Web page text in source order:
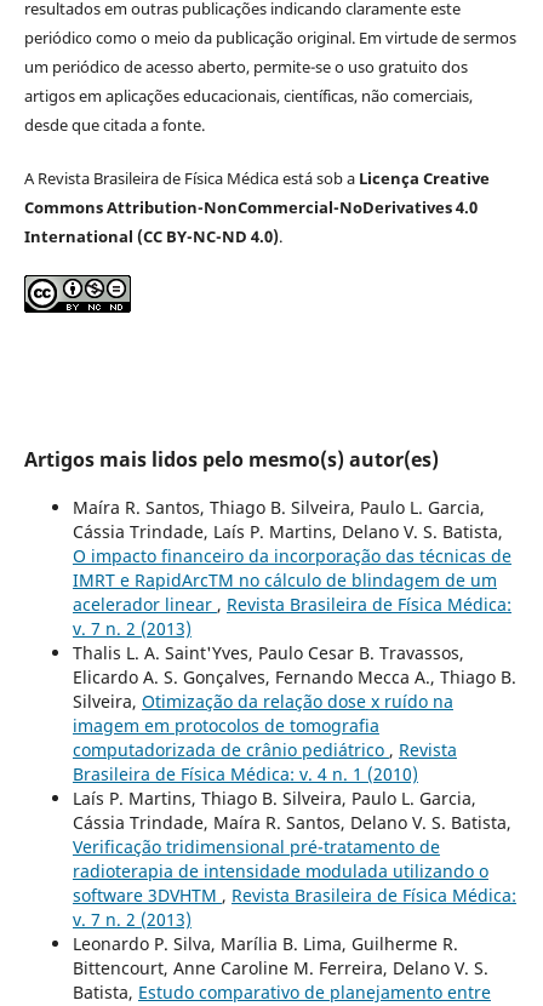
resultados em outras publicações indicando claramente este
periódico como o meio da publicação original. Em virtude de sermos
um periódico de acesso aberto, permite-se o uso gratuito dos
artigos em aplicações educacionais, científicas, não comerciais,
desde que citada a fonte.
A Revista Brasileira de Física Médica está sob a Licença Creative
Commons Attribution-NonCommercial-NoDerivatives 4.0
International (CC BY-NC-ND 4.0).
Artigos mais lidos pelo mesmo(s) autor(es)
Maíra R. Santos, Thiago B. Silveira, Paulo L. Garcia,
Cássia Trindade, Laís P. Martins, Delano V. S. Batista,
O impacto financeiro da incorporação das técnicas de
IMRT e RapidArcTM no cálculo de blindagem de um
acelerador linear , Revista Brasileira de Física Médica:
v. 7 n. 2 (2013)
Thalis L. A. Saint'Yves, Paulo Cesar B. Travassos,
Elicardo A. S. Gonçalves, Fernando Mecca A., Thiago B.
Silveira, Otimização da relação dose x ruído na
imagem em protocolos de tomografia
computadorizada de crânio pediátrico , Revista
Brasileira de Física Médica: v. 4 n. 1 (2010)
Laís P. Martins, Thiago B. Silveira, Paulo L. Garcia,
Cássia Trindade, Maíra R. Santos, Delano V. S. Batista,
Verificação tridimensional pré-tratamento de
radioterapia de intensidade modulada utilizando o
software 3DVHTM , Revista Brasileira de Física Médica:
v. 7 n. 2 (2013)
Leonardo P. Silva, Marília B. Lima, Guilherme R.
Bittencourt, Anne Caroline M. Ferreira, Delano V. S.
Batista, Estudo comparativo de planejamento entre